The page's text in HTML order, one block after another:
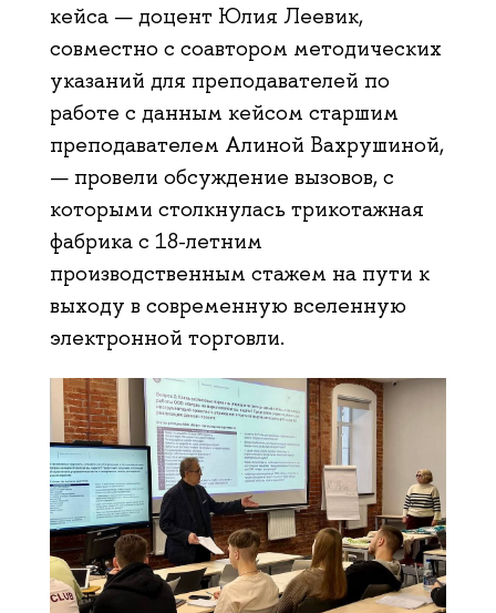
кейса — доцент Юлия Леевик,
совместно с соавтором методических
указаний для преподавателей по
работе с данным кейсом старшим
преподавателем Алиной Вахрушиной,
— провели обсуждение вызовов, с
которыми столкнулась трикотажная
фабрика с 18-летним
производственным стажем на пути к
выходу в современную вселенную
электронной торговли.